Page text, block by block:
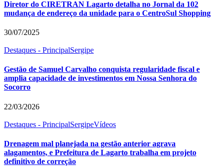
Diretor do CIRETRAN Lagarto detalha no Jornal da 102
mudança de endereço da unidade para o CentroSul Shopping
30/07/2025
Destaques - PrincipalSergipe
Gestão de Samuel Carvalho conquista regularidade fiscal e
amplia capacidade de investimentos em Nossa Senhora do
Socorro
22/03/2026
Destaques - PrincipalSergipeVídeos
Drenagem mal planejada na gestão anterior agrava
alagamentos, e Prefeitura de Lagarto trabalha em projeto
definitivo de correção